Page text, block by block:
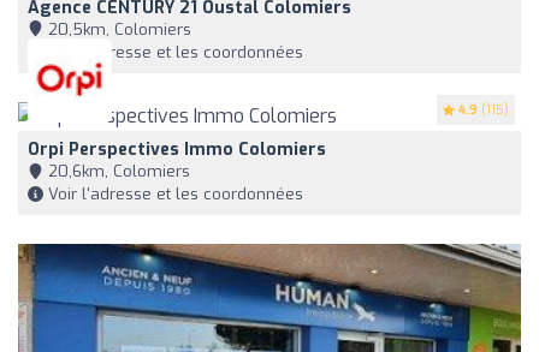
Agence CENTURY 21 Oustal Colomiers
20,5km, Colomiers
Voir l'adresse et les coordonnées
4.9 (115)
Orpi Perspectives Immo Colomiers
20,6km, Colomiers
Voir l'adresse et les coordonnées